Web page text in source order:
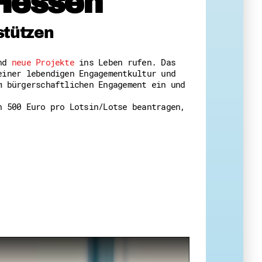
neue Projekteins Leben rufen. Das
lebendigen Engagementkultur und
Engagement ein und
500 Euro pro Lotsin/Lotse beantragen,